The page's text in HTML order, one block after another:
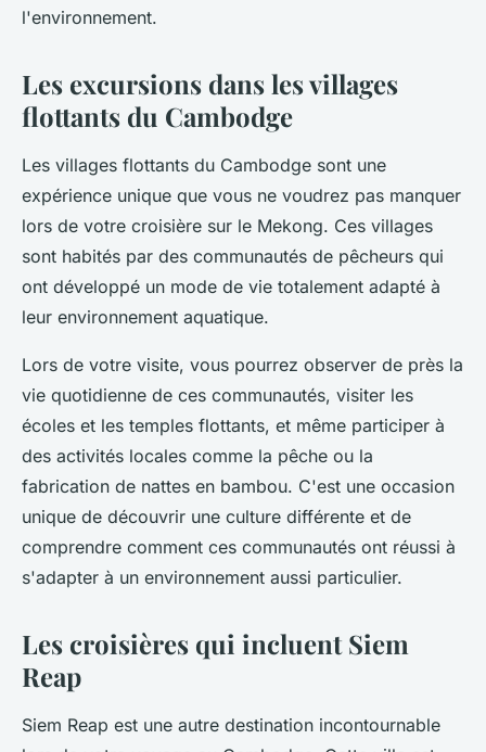
l'environnement.
Les excursions dans les villages
flottants du Cambodge
Les villages flottants du Cambodge sont une
expérience unique que vous ne voudrez pas manquer
lors de votre croisière sur le Mekong. Ces villages
sont habités par des communautés de pêcheurs qui
ont développé un mode de vie totalement adapté à
leur environnement aquatique.
Lors de votre visite, vous pourrez observer de près la
vie quotidienne de ces communautés, visiter les
écoles et les temples flottants, et même participer à
des activités locales comme la pêche ou la
fabrication de nattes en bambou. C'est une occasion
unique de découvrir une culture différente et de
comprendre comment ces communautés ont réussi à
s'adapter à un environnement aussi particulier.
Les croisières qui incluent Siem
Reap
Siem Reap est une autre destination incontournable